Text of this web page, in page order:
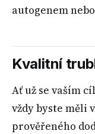
autogenem
Kvalitní
Ať už se vaším
vždy byste měli
prověřeného